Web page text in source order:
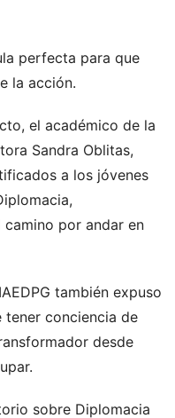
perfecta para que
la acción.
el académico de la
Sandra Oblitas,
a los jóvenes
por andar en
también expuso
conciencia de
desde
sobre Diplomacia